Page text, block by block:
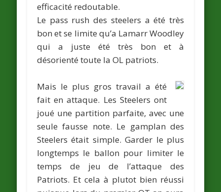
efficacité redoutable.
Le pass rush des steelers a été très
bon et se limite qu’a Lamarr Woodley
qui a juste été très bon et à
désorienté toute la OL patriots.
Mais le plus gros travail a été
fait en attaque. Les Steelers ont
joué une partition parfaite, avec une
seule fausse note. Le gamplan des
Steelers était simple. Garder le plus
longtemps le ballon pour limiter le
temps de jeu de l’attaque des
Patriots. Et cela à plutot bien réussi